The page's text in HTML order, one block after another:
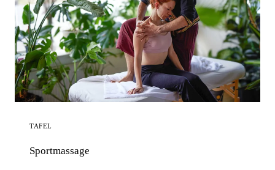
TAFEL
Sportmassage